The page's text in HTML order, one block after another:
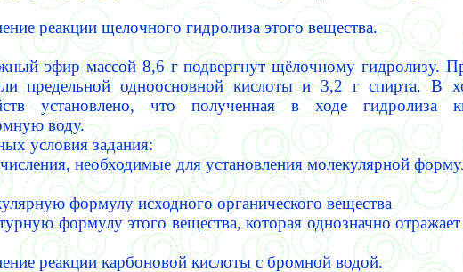
реакции щелочного гидролиза этого вещества.
эфир массой 8,6 г подвергнут щёлочному гидролизу.
предельной одноосновной кислоты и 3,2 г спирта.В
установлено, что полученная в ходе гидролиза
воду.
условия задания:
необходимые для установления молекулярной
формулу исходного органического вещества
формулу этого вещества, которая однозначно
реакции карбоновой кислоты с бромной водой.